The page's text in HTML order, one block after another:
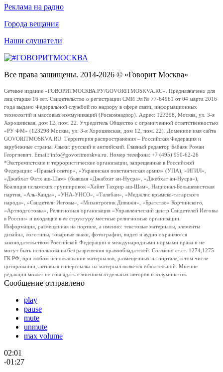
Реклама на радио
Города вещания
Наши слушатели
Все права защищены. 2014-2026 © «Говорит Москва»
Сетевое издание «ГОВОРИТМОСКВА.РУ/GOVORITMOSKVA.RU». Предназначено для
лиц старше 16 лет. Свидетельство о регистрации СМИ Эл № 77-64961 от 04 марта 2016
года выдано Федеральной службой по надзору в сфере связи, информационных
технологий и массовых коммуникаций (Роскомнадзор). Адрес: 123298, Москва, ул. 3-я
Хорошевская, дом 12, пом. 22. Учредитель Общество с ограниченной ответственностью
«РУ ФМ» (123298 Москва, ул. 3-я Хорошевская, дом 12, пом. 22). Доменное имя сайта
GOVORITMOSKVA.RU. Территория распространения – Российская Федерация и
зарубежные страны. Языки: русский и английский. Главный редактор Бабаян Роман
Георгиевич. Email: info@govoritmoskva.ru. Номер телефона: +7 (495) 950-62-26
*Экстремистские и террористические организации, запрещенные в Российской
Федерации: «Правый сектор», «Украинская повстанческая армия» (УПА), «ИГИЛ»,
«Джабхат Фатх аш-Шам» (бывшая «Джабхат ан-Нусра», «Джебхат ан-Нусра»),
Коалиция исламских группировок «Хайят Тахрир аш-Шам», Национал-Большевистская
партия, «Аль-Каида», «УНА-УНСО», «Талибан», «Меджлис крымско-татарского
народа», «Свидетели Иеговы», «Мизантропик Дивижн», «Братство» Корчинского,
«Артподготовка», Религиозная организация «Управленческий центр Свидетелей Иеговы
в России» и входящие в ее структуру местные религиозные организации.
Информация, размещенная на портале, а именно: текстовые материалы, элементы
дизайна, логотипы, товарные знаки, фотографии, видео и аудио охраняются
законодательством Российской Федерации и международными нормами права и не
могут быть использованы без разрешения правообладателей. Согласно ст.ст. 1274,1275
ГК РФ, при любом использовании материалов, размещенных на портале, в том числе
цитировании, активная гиперссылка на материал является обязательной. Мнение
редакции может не совпадать с мнением отдельных авторов и колумнистов.
Сообщение отправлено
play
pause
mute
unmute
max volume
02:01
-01:27